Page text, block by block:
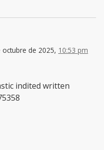
octubre de 2025, 10:53 pm
indited written